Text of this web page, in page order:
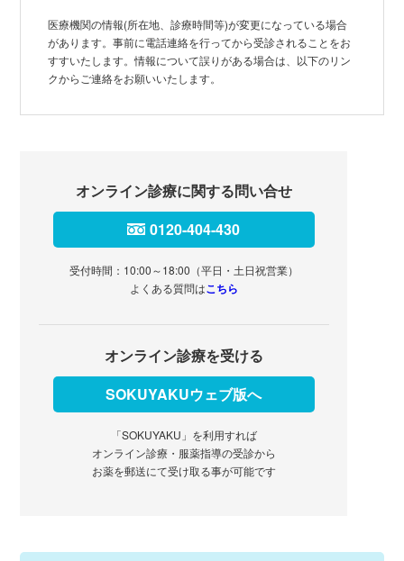
医療機関の情報(所在地、診療時間等)が変更になっている場合
があります。事前に電話連絡を行ってから受診されることをお
すすいたします。情報について誤りがある場合は、以下のリン
クからご連絡をお願いいたします。
オンライン診療に関する問い合せ
0120-404-430
受付時間：10:00～18:00（平日・土日祝営業）
よくある質問はこちら
オンライン診療を受ける
SOKUYAKUウェブ版へ
「SOKUYAKU」を利用すれば
オンライン診療・服薬指導の受診から
お薬を郵送にて受け取る事が可能です